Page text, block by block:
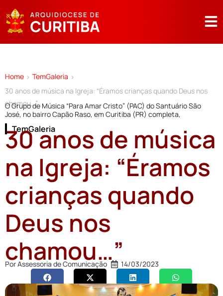
Home > TemGaleria >
30 anos de música na Igreja: “Éramos crianças quando Deus nos
chamou…”
O Grupo de Música “Para Amar Cristo” (PAC) do Santuário São
José, no bairro Capão Raso, em Curitiba (PR) completa,
TemGaleria
30 anos de música
na Igreja: “Éramos
crianças quando
Deus nos
chamou…”
PorAssessoria de Comunicação 14/03/2023